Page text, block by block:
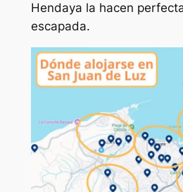
Hendaya la hacen
escapada.